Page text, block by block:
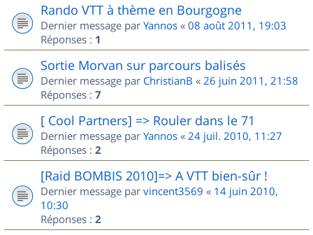
Rando VTT à thème en Bourgogne
Dernier message par Yannos « 08 août 2011, 19:03
Réponses : 1
Sortie Morvan sur parcours balisés
Dernier message par ChristianB « 26 juin 2011, 21:58
Réponses : 7
[ Cool Partners] => Rouler dans le 71
Dernier message par Yannos « 24 juil. 2010, 11:27
Réponses : 2
[Raid BOMBIS 2010]=> A VTT bien-sûr !
Dernier message par vincent3569 « 14 juin 2010,
10:30
Réponses : 2